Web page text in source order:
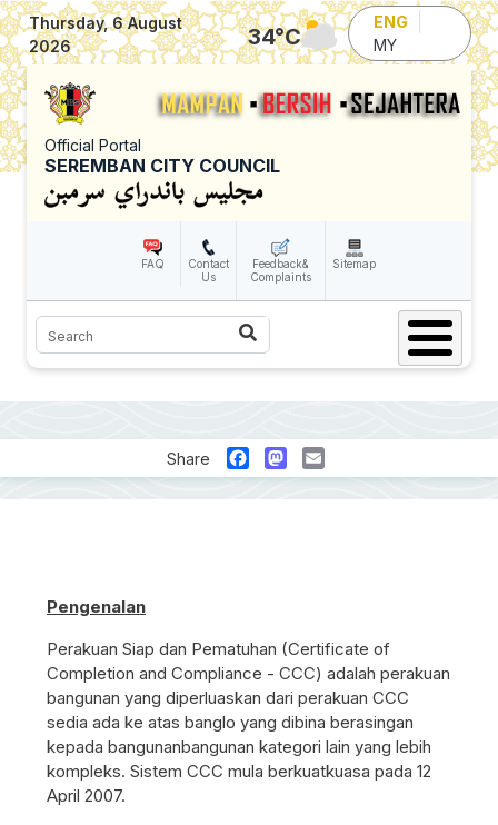
Skip to main content
Thursday, 6 August
2026
34°C
ENG
MY
Official Portal
SEREMBAN CITY COUNCIL
FAQ
Contact
Us
Feedback&
Complaints
Sitemap
Search
Share FacebookMastodon
Email
Pengenalan
Perakuan Siap dan Pematuhan (Certificate of
Completion and Compliance - CCC) adalah perakuan
bangunan yang diperluaskan dari perakuan CCC
sedia ada ke atas banglo yang dibina berasingan
kepada bangunanbangunan kategori lain yang lebih
kompleks. Sistem CCC mula berkuatkuasa pada 12
April 2007.